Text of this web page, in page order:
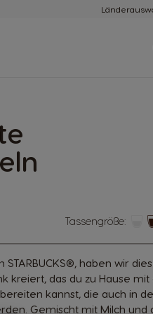
Tassengröße:
haben wir
kreiert, das du zu Hause mit
kannst, die auch in
Gemischt mit Milch und